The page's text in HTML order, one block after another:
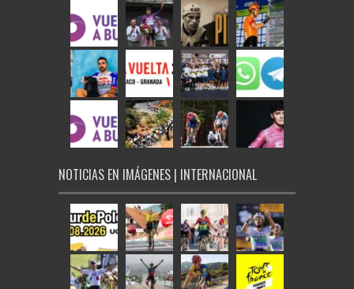
NOTICIAS EN IMÁGENES | INTERNACIONAL